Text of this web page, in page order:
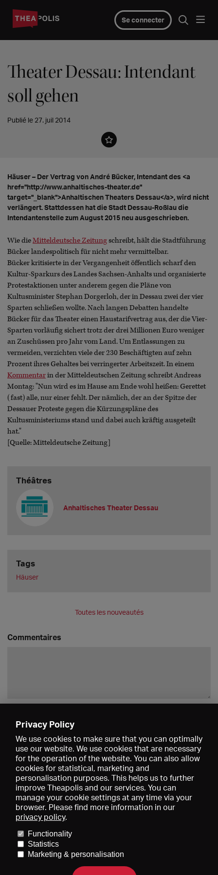
Se connecter
Theater Dessau: Intendant
soll gehen
Publié le 27. juil 2014
Häuser – Der Vertrag von André Bücker, Intendant des <a
href="http://www.anhaltisches-theater.de"
target="_blank">Anhaltischen Theaters Dessau</a>, wird nicht
verlängert. Stattdessen hat die Stadt Dessau-Roßlau die
Intendantenstelle zum August 2015 neu ausgeschrieben.
Wie dieMitteldeutsche Zeitungschreibt, hält die Stadtführung
Bücker landespolitisch für nicht mehr vermittelbar.
Bücker kritisierte in der Vergangenheit öffentlich scharf den
Kultur-Sparkurs des Landes Sachsen-Anhalts und organisierte
Protestaktionen unter anderem gegen die Pläne von
Kultusminister Stephan Dorgerloh, der in Dessau zwei der vier
Sparten schließen wollte. Nach langen Debatten handelte
Bücker für das Theater einen Haustarifvertrag aus, der die Vier-
Sparten vorläufig sichert trotz der drei Millionen Euro weniger
an Zuschüssen pro Jahr vom Land. Um Entlassungen zu
vermeiden, verzichten viele der 230 Beschäftigten auf zehn
Prozent ihres Gehaltes bei verringerter Arbeitszeit. In einem
Kommentarin der Mitteldeutschen Zeitung schreibt Andreas
Montag: "Nun wird es im Hause am Ende wohl heißen: Gerettet
(fast) alle, nur einer fehlt. Der nämlich, der an der Spitze der
Dessauer Proteste gegen die Kürzungspläne des
Kultusministeriums stand und dabei auch kräftig ausgeteilt
hat."
[Quelle: Mitteldeutsche Zeitung]
Théâtres
Anhaltisches Theater Dessau
Tags
Häuser
Toutes les nouveautés
Commentaires
Données médiatiques
Conditions générales de vente
Contact
Aide Newsletter
Privacy Policy
We use cookies to make sure that you can optimally
use our website. We use cookies that are necessary
for the operation of the website. You can also allow
cookies for statistical, marketing and
personalisation purposes. This helps us to further
improve Theapolis and our services. You can
manage your cookie settings at any time via your
browser. Please find more information in our
privacy policy.
Functionality
Statistics
Marketing & personalisation